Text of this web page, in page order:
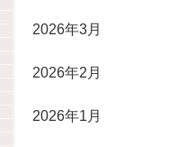
2026年3月
2026年2月
2026年1月